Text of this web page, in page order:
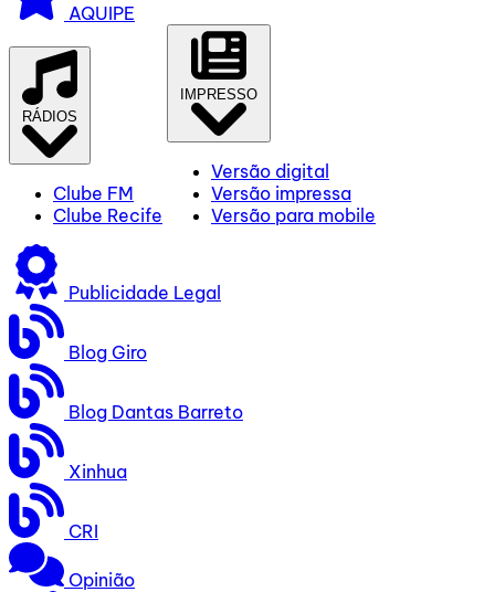
AQUIPE
RÁDIOS
Clube FM
Clube Recife
IMPRESSO
Versão digital
Versão impressa
Versão para mobile
Publicidade Legal
Blog Giro
Blog Dantas Barreto
Xinhua
CRI
Opinião